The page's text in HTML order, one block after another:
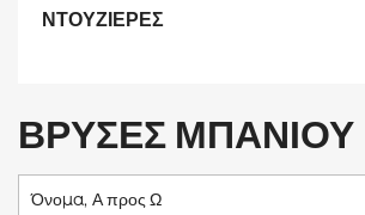
ΝΤΟΥΖΙΕΡΕΣ
ΒΡΥΣΕΣ ΜΠΑΝΙΟΥ
Όνομα, Α προς Ω